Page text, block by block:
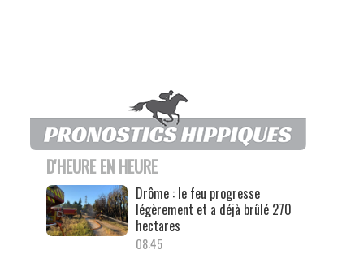
D'HEURE EN HEURE
Drôme : le feu progresse
légèrement et a déjà brûlé 270
hectares
08:45